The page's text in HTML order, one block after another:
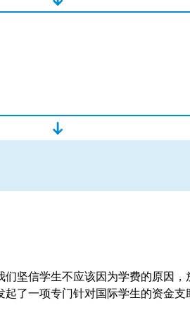
们坚信学生不应该因为学费的原因，
起了一项专门针对国际学生的资金支